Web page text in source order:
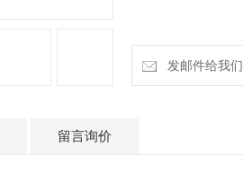
发邮件给我
留言询价